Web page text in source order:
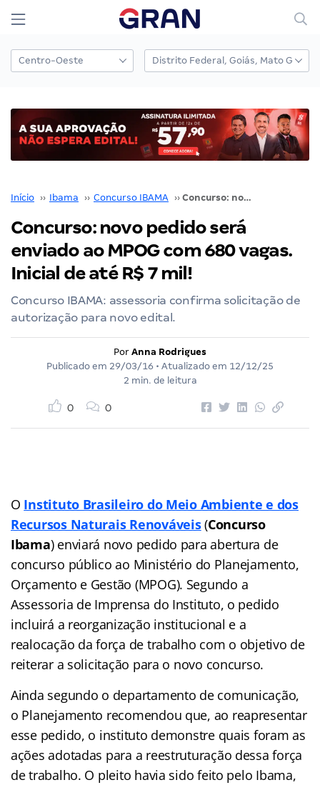
Início ›› Ibama ›› Concurso IBAMA ›› Concurso: novo pedido será enviado ao MPOG com 680 vagas. Inicial de até R$ 7 mil!
Concurso: novo pedido será
enviado ao MPOG com 680 vagas.
Inicial de até R$ 7 mil!
Concurso IBAMA: assessoria confirma solicitação de
autorização para novo edital.
Por Anna Rodrigues
Publicado em 29/03/16 • Atualizado em 12/12/25
2 min. de leitura
0 0
O Instituto Brasileiro do Meio Ambiente e dos
Recursos Naturais Renováveis(Concurso
Ibama) enviará novo pedido para abertura de
concurso público ao Ministério do Planejamento,
Orçamento e Gestão (MPOG). Segundo a
Assessoria de Imprensa do Instituto, o pedido
incluirá a reorganização institucional e a
realocação da força de trabalho com o objetivo de
reiterar a solicitação para o novo concurso.
Ainda segundo o departamento de comunicação,
o Planejamento recomendou que, ao reapresentar
esse pedido, o instituto demonstre quais foram as
ações adotadas para a reestruturação dessa força
de trabalho. O pleito havia sido feito pelo Ibama,